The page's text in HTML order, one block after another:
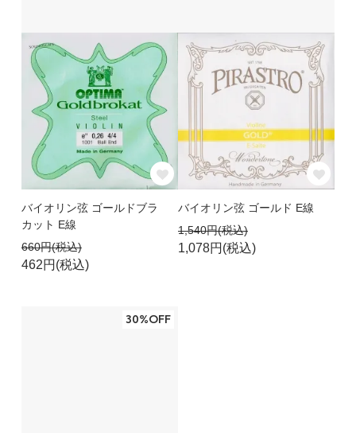
バイオリン弦 ゴールドブラ
カット E線
660円(税込)
462円(税込)
バイオリン弦 ゴールド E線
1,540円(税込)
1,078円(税込)
30%OFF